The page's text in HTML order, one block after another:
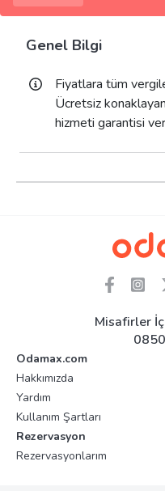
Genel Bilgi
Fiyatlara tüm
Ücretsiz
hizmeti garantisi
Misafirler
Odamax.com
Hakkımızda
Yardım
Kullanım Şartları
Rezervasyon
Rezervasyonlarım